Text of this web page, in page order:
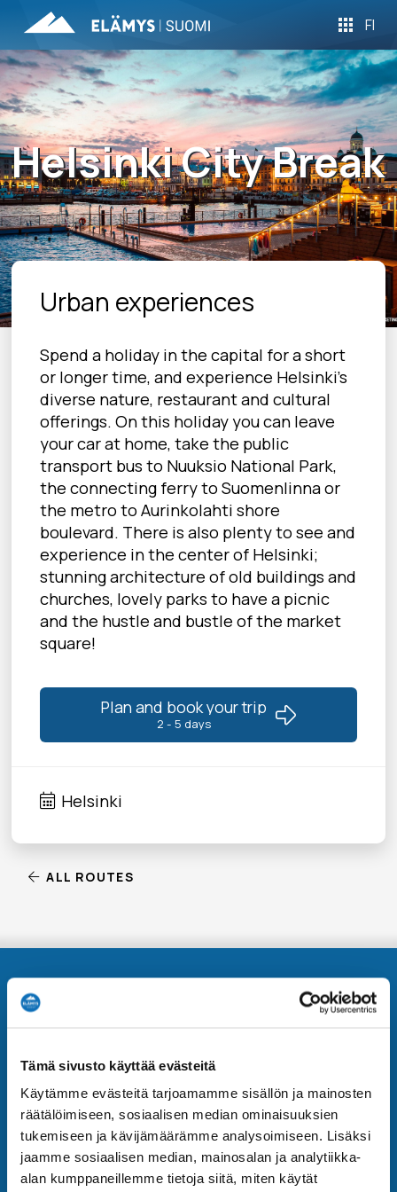
Tämä sivusto käyttää evästeitä
Käytämme evästeitä tarjoamamme sisällön ja mainosten
räätälöimiseen, sosiaalisen median ominaisuuksien
tukemiseen ja kävijämäärämme analysoimiseen. Lisäksi
jaamme sosiaalisen median, mainosalan ja analytiikka-
alan kumppaneillemme tietoja siitä, miten käytät
FI
Helsinki City Break
Urban experiences
Spend a holiday in the capital for a short
or longer time, and experience Helsinki's
diverse nature, restaurant and cultural
offerings. On this holiday you can leave
your car at home, take the public
transport bus to Nuuksio National Park,
the connecting ferry to Suomenlinna or
the metro to Aurinkolahti shore
boulevard. There is also plenty to see and
experience in the center of Helsinki;
stunning architecture of old buildings and
churches, lovely parks to have a picnic
and the hustle and bustle of the market
square!
Plan and book your trip
2 - 5 days
Helsinki
ALL ROUTES
corporation
Hämeentie 31, 00500 Helsinki
Booking Terms and Conditions